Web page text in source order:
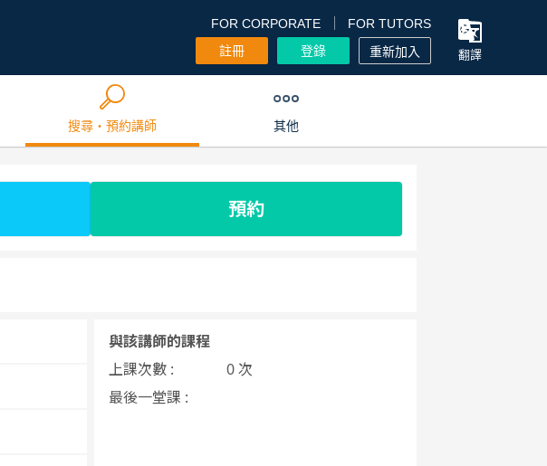
FOR CORPORATE
FOR TUTORS
註冊
登錄 重新加入 翻譯
搜尋・預約講師 其他
預約
與該講師的課程
上課次數 :
0 次
最後一堂課 :